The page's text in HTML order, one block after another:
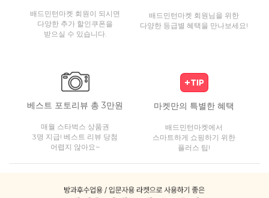
배드민턴마켓 회원이 되시면
다양한 추가 할인쿠폰을
받으실 수 있습니다.
배드민턴마켓 회원님을 위한
다양한 등급별 혜택을 만나보세요!
베스트 포토리뷰 총 3만원
매월 스타벅스 상품권
3명 지급! 베스트 리뷰 당첨
어렵지 않아요~
마켓만의 특별한 혜택
배드민턴마켓에서
스마트하게 쇼핑하기 위한
플러스 팁!